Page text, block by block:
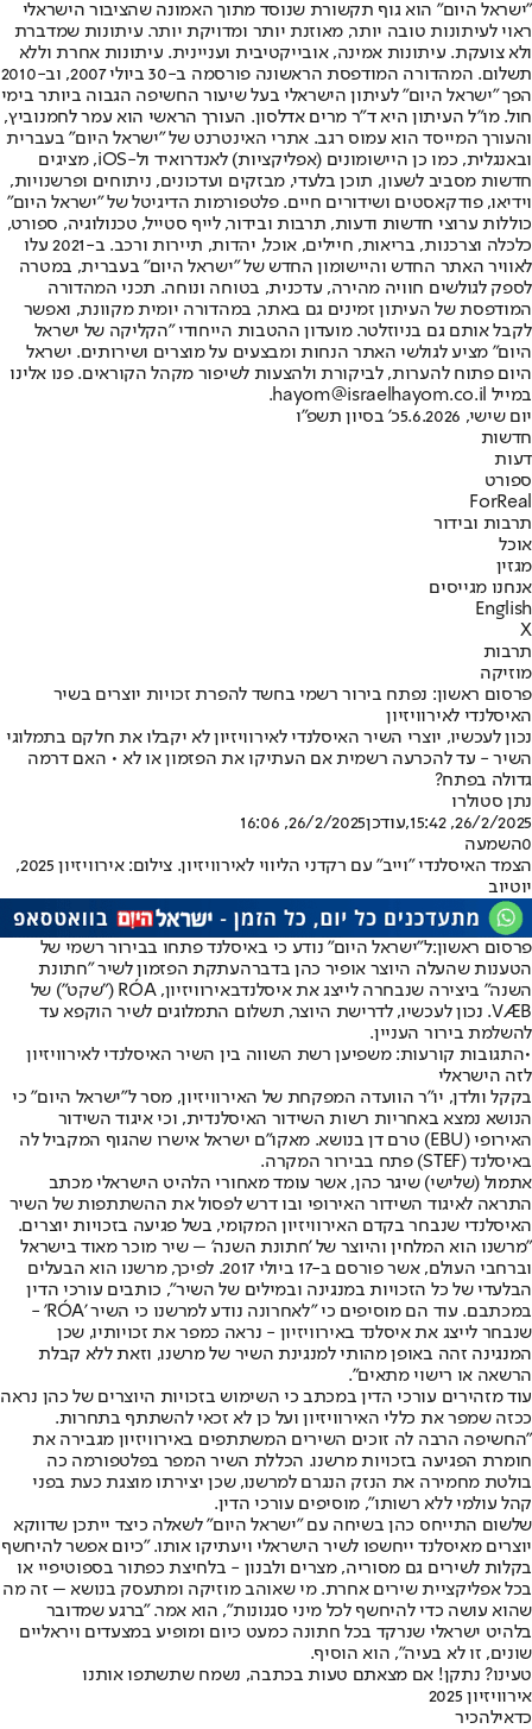
"ישראל היום" הוא גוף תקשורת שנוסד מתוך האמונה שהציבור הישראלי
ראוי לעיתונות טובה יותר, מאוזנת יותר ומדויקת יותר. עיתונות שמדברת
ולא צועקת. עיתונות אמינה, אובייקטיבית ועניינית. עיתונות אחרת וללא
תשלום. המהדורה המודפסת הראשונה פורסמה ב-30 ביולי 2007, וב-2010
הפך "ישראל היום" לעיתון הישראלי בעל שיעור החשיפה הגבוה ביותר בימי
חול. מו"ל העיתון היא ד"ר מרים אדלסון. העורך הראשי הוא עמר לחמנוביץ,
והעורך המייסד הוא עמוס רגב. אתרי האינטרנט של "ישראל היום" בעברית
ובאנגלית, כמו כן היישומונים (אפליקציות) לאנדרואיד ול-iOS, מציגים
חדשות מסביב לשעון, תוכן בלעדי, מבזקים ועדכונים, ניתוחים ופרשנויות,
וידיאו, פודקאסטים ושידורים חיים. פלטפורמות הדיגיטל של "ישראל היום"
כוללות ערוצי חדשות ודעות, תרבות ובידור, לייף סטייל, טכנולוגיה, ספורט,
כלכלה וצרכנות, בריאות, חיילים, אוכל, יהדות, תיירות ורכב. ב-2021 עלו
לאוויר האתר החדש והיישומון החדש של "ישראל היום" בעברית, במטרה
לספק לגולשים חוויה מהירה, עדכנית, בטוחה ונוחה. תכני המהדורה
המודפסת של העיתון זמינים גם באתר, במהדורה יומית מקוונת, ואפשר
לקבל אותם גם בניוזלטר. מועדון ההטבות הייחודי "הקליקה של ישראל
היום" מציע לגולשי האתר הנחות ומבצעים על מוצרים ושירותים. ישראל
היום פתוח להערות, לביקורת ולהצעות לשיפור מקהל הקוראים. פנו אלינו
במייל hayom@israelhayom.co.il.
יום שישי, 5.6.2026
כ' בסיון תשפ"ו
חדשות
דעות
ספורט
ForReal
תרבות ובידור
אוכל
מגזין
אנחנו מגייסים
English
X
תרבות
מוזיקה
פרסום ראשון: נפתח בירור רשמי בחשד להפרת זכויות יוצרים בשיר
האיסלנדי לאירוויזיון
נכון לעכשיו, יוצרי השיר האיסלנדי לאירוויזיון לא יקבלו את חלקם בתמלוגי
השיר - עד להכרעה רשמית אם העתיקו את הפזמון או לא • האם דרמה
גדולה בפתח?
נתן סטולרו
26/2/2025, 15:42
,עודכן26/2/2025, 16:06
0השמעה
הצמד האיסלנדי "וייב" עם רקדני הליווי לאירוויזיון. צילום: אירוויזיון 2025,
יוטיוב
פרסום ראשון:ל"ישראל היום" נודע כי באיסלנד פתחו בבירור רשמי של
הטענות שהעלה היוצר אופיר כהן בדברהעתקת הפזמון לשיר "חתונת
השנה" ביצירה שנבחרה לייצג את איסלנד
באירוויזיון, RÓA (״שקט״) של
VÆB. נכון לעכשיו, לדרישת היוצר, תשלום התמלוגים לשיר הוקפא עד
להשלמת בירור העניין.
•התגובות קורעות: משפיען רשת השווה בין השיר האיסלנדי לאירוויזיון
לזה הישראלי
בקקל וולדן, יו״ר הוועדה המפקחת של האירוויזיון, מסר ל"ישראל היום" כי
הנושא נמצא באחריות רשות השידור האיסלנדית, וכי איגוד השידור
האירופי (EBU) טרם דן בנושא. מאקו"ם ישראל אישרו שהגוף המקביל לה
באיסלנד (STEF) פתח בבירור המקרה.
אתמול (שלישי) שיגר כהן, אשר עומד מאחורי הלהיט הישראלי מכתב
התראה לאיגוד השידור האירופי ובו דרש לפסול את ההשתתפות של השיר
האיסלנדי שנבחר בקדם האירוויזיון המקומי, בשל פגיעה בזכויות יוצרים.
"מרשנו הוא המלחין והיוצר של 'חתונת השנה' – שיר מוכר מאוד בישראל
וברחבי העולם, אשר פורסם ב-17 ביולי 2017. לפיכך, מרשנו הוא הבעלים
הבלעדי של כל הזכויות במנגינה ובמילים של השיר", כותבים עורכי הדין
במכתבם. עוד הם מוסיפים כי "לאחרונה נודע למרשנו כי השיר 'RÓA' -
שנבחר לייצג את איסלנד באירוויזיון - נראה כמפר את זכויותיו, שכן
המנגינה זהה באופן מהותי למנגינת השיר של מרשנו, וזאת ללא קבלת
הרשאה או רישוי מתאים".
עוד מזהירים עורכי הדין במכתב כי השימוש בזכויות היוצרים של כהן נראה
ככזה שמפר את כללי האירוויזיון ועל כן לא זכאי להשתתף בתחרות.
"החשיפה הרבה לה זוכים השירים המשתתפים באירוויזיון מגבירה את
חומרת הפגיעה בזכויות מרשנו. הכללת השיר המפר בפלטפורמה כה
בולטת מחמירה את הנזק הנגרם למרשנו, שכן יצירתו מוצגת כעת בפני
קהל עולמי ללא רשותו", מוסיפים עורכי הדין.
שלשום התייחס כהן בשיחה עם "ישראל היום" לשאלה כיצד ייתכן שדווקא
יוצרים מאיסלנד ייחשפו לשיר הישראלי ויעתיקו אותו. "כיום אפשר להיחשף
בקלות לשירים גם מסוריה, מצרים ולבנון - בלחיצת כפתור בספוטיפיי או
בכל אפליקציית שירים אחרת. מי שאוהב מוזיקה ומתעסק בנושא – זה מה
שהוא עושה כדי להיחשף לכל מיני סגנונות", הוא אמר. "ברגע שמדובר
בלהיט ישראלי שנרקד בכל חתונה כמעט כיום ומופיע במצעדים ויראליים
שונים, זו לא בעיה", הוא הוסיף.
טעינו? נתקן! אם מצאתם טעות בכתבה, נשמח שתשתפו אותנו
אירוויזיון 2025
כדאילהכיר